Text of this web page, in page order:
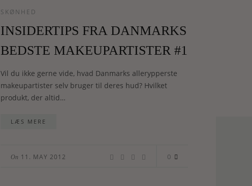
SKØNHED
INSIDERTIPS FRA DANMARKS
BEDSTE MAKEUPARTISTER #1
Vil du ikke gerne vide, hvad Danmarks allerypperste
makeupartister selv bruger til deres hud? Hvilket
produkt, der altid…
LÆS MERE
On 11. MAY 2012 0